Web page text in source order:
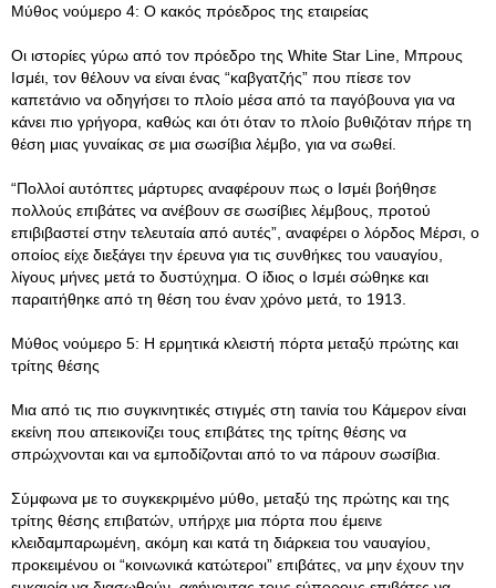
Μύθος νούμερο 4: Ο κακός πρόεδρος της εταιρείας
Οι ιστορίες γύρω από τον πρόεδρο της White Star Line, Μπρους
Ισμέι, τον θέλουν να είναι ένας “καβγατζής” που πίεσε τον
καπετάνιο να οδηγήσει το πλοίο μέσα από τα παγόβουνα για να
κάνει πιο γρήγορα, καθώς και ότι όταν το πλοίο βυθιζόταν πήρε τη
θέση μιας γυναίκας σε μια σωσίβια λέμβο, για να σωθεί.
“Πολλοί αυτόπτες μάρτυρες αναφέρουν πως ο Ισμέι βοήθησε
πολλούς επιβάτες να ανέβουν σε σωσίβιες λέμβους, προτού
επιβιβαστεί στην τελευταία από αυτές”, αναφέρει ο λόρδος Μέρσι, ο
οποίος είχε διεξάγει την έρευνα για τις συνθήκες του ναυαγίου,
λίγους μήνες μετά το δυστύχημα. Ο ίδιος ο Ισμέι σώθηκε και
παραιτήθηκε από τη θέση του έναν χρόνο μετά, το 1913.
Μύθος νούμερο 5: Η ερμητικά κλειστή πόρτα μεταξύ πρώτης και
τρίτης θέσης
Μια από τις πιο συγκινητικές στιγμές στη ταινία του Κάμερον είναι
εκείνη που απεικονίζει τους επιβάτες της τρίτης θέσης να
σπρώχνονται και να εμποδίζονται από το να πάρουν σωσίβια.
Σύμφωνα με το συγκεκριμένο μύθο, μεταξύ της πρώτης και της
τρίτης θέσης επιβατών, υπήρχε μια πόρτα που έμεινε
κλειδαμπαρωμένη, ακόμη και κατά τη διάρκεια του ναυαγίου,
προκειμένου οι “κοινωνικά κατώτεροι” επιβάτες, να μην έχουν την